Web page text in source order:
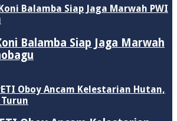
Balamba Siap Jaga Marwah